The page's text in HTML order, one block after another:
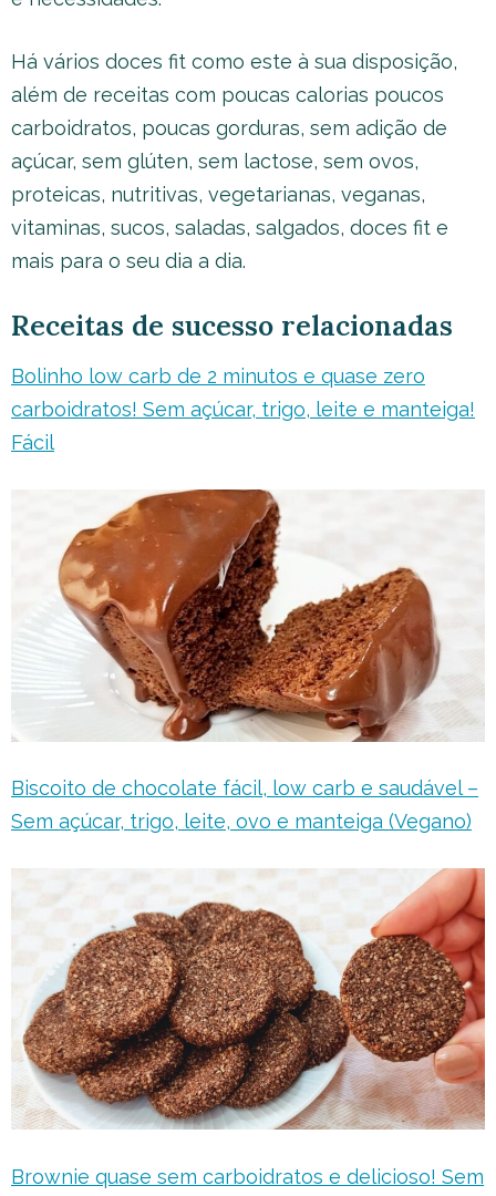
Há vários doces fit como este à sua disposição,
além de receitas com poucas calorias poucos
carboidratos, poucas gorduras, sem adição de
açúcar, sem glúten, sem lactose, sem ovos,
proteicas, nutritivas, vegetarianas, veganas,
vitaminas, sucos, saladas, salgados, doces fit e
mais para o seu dia a dia.
Receitas de sucesso relacionadas
Bolinho low carb de 2 minutos e quase zero
carboidratos! Sem açúcar, trigo, leite e manteiga!
Fácil
Biscoito de chocolate fácil, low carb e saudável –
Sem açúcar, trigo, leite, ovo e manteiga (Vegano)
Brownie quase sem carboidratos e delicioso! Sem